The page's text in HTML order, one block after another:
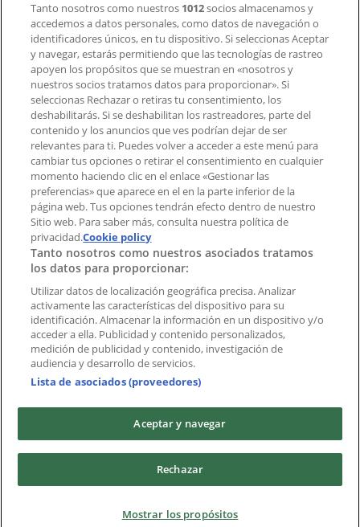
Contacto comercial y de marketing
Tienda mal colocada en el mapa
Notificar un folleto
¿Encontraste un problema en la web o en la
aplicación?
Índices
Marcas
Marcas locales
Negocios
Negocios cercanos
Productos
Productos locales
Ciudades
Descargar la APP Tiendeo
Copyright © Tiendeo ® 2026 · Shopfully Marketing S.L.U. –
Términos y condicionesPolítica de privacidad
Tanto nosotros como nuestros 1012socios almacenamos y
accedemos a datos personales, como datos de navegación o
identificadores únicos, en tu dispositivo. Si seleccionas Aceptar
y navegar, estarás permitiendo que las tecnologías de rastreo
apoyen los propósitos que se muestran en «nosotros y
nuestros socios tratamos datos para proporcionar». Si
seleccionas Rechazar o retiras tu consentimiento, los
deshabilitarás. Si se deshabilitan los rastreadores, parte del
contenido y los anuncios que ves podrían dejar de ser
relevantes para ti. Puedes volver a acceder a este menú para
cambiar tus opciones o retirar el consentimiento en cualquier
momento haciendo clic en el enlace «Gestionar las
preferencias» que aparece en el en la parte inferior de la
página web. Tus opciones tendrán efecto dentro de nuestro
Sitio web. Para saber más, consulta nuestra política de
privacidad.Cookie policy
Tanto nosotros como nuestros asociados tratamos
los datos para proporcionar:
Utilizar datos de localización geográfica precisa. Analizar
activamente las características del dispositivo para su
identificación. Almacenar la información en un dispositivo y/o
acceder a ella. Publicidad y contenido personalizados,
medición de publicidad y contenido, investigación de
audiencia y desarrollo de servicios.
Lista de asociados (proveedores)
Aceptar y navegar
Rechazar
Mostrar los propósitos